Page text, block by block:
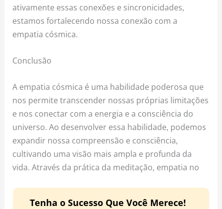
ativamente essas conexões e sincronicidades,
estamos fortalecendo nossa conexão com a
empatia cósmica.
Conclusão
A empatia cósmica é uma habilidade poderosa que
nos permite transcender nossas próprias limitações
e nos conectar com a energia e a consciência do
universo. Ao desenvolver essa habilidade, podemos
expandir nossa compreensão e consciência,
cultivando uma visão mais ampla e profunda da
vida. Através da prática da meditação, empatia no
Tenha o Sucesso Que Você Merece!